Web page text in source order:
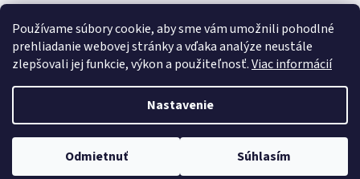
Používame súbory cookie, aby sme vám umožnili pohodlné
prehliadanie webovej stránky a vďaka analýze neustále
zlepšovali jej funkcie, výkon a použiteľnosť.Viac informácií
Nastavenie
Odmietnuť Súhlasím
Copyright 2026Drumbľa – Etnické nástroje a muzikoterapia.
Všetky práva vyhradené.
Upraviť nastavenie cookies